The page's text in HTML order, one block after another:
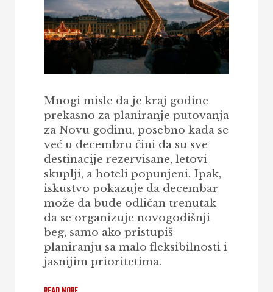
Mnogi misle da je kraj godine
prekasno za planiranje putovanja
za Novu godinu, posebno kada se
već u decembru čini da su sve
destinacije rezervisane, letovi
skuplji, a hoteli popunjeni. Ipak,
iskustvo pokazuje da decembar
može da bude odličan trenutak
da se organizuje novogodišnji
beg, samo ako pristupiš
planiranju sa malo fleksibilnosti i
jasnijim prioritetima.